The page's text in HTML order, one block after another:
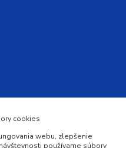
cookies
webu, zlepšenie
používame súbory